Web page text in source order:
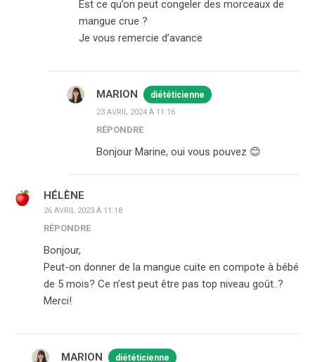
Est ce qu’on peut congeler des morceaux de
mangue crue ?
Je vous remercie d’avance
MARION diététicienne
23 AVRIL 2024 À 11:16
RÉPONDRE
Bonjour Marine, oui vous pouvez 😊
HÉLÈNE
26 AVRIL 2023 À 11:18
RÉPONDRE
Bonjour,
Peut-on donner de la mangue cuite en compote à bébé
de 5 mois? Ce n’est peut être pas top niveau goût..?
Merci!
MARION diététicienne